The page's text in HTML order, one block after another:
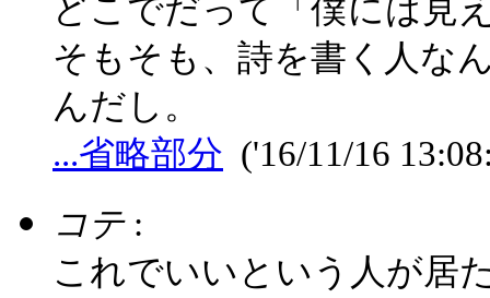
どこでだって「僕には見
そもそも、詩を書く人な
んだし。
...省略部分 ('16/11/16
コテ:
これでいいという人が居